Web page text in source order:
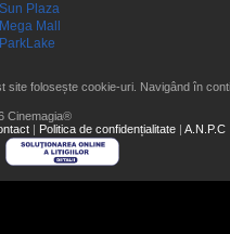
Plaza
Mall
site folosește cookie-uri. Navigând în
Cinemagia®
| Politica de confidențialitate | A.N.P.C